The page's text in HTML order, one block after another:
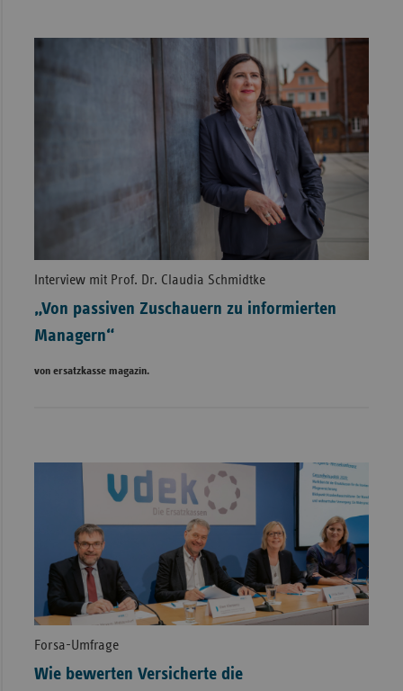
Interview mit Prof. Dr. Claudia Schmidtke
„Von passiven Zuschauern zu informierten
Managern“
von ersatzkasse magazin.
Forsa-Umfrage
Wie bewerten Versicherte die